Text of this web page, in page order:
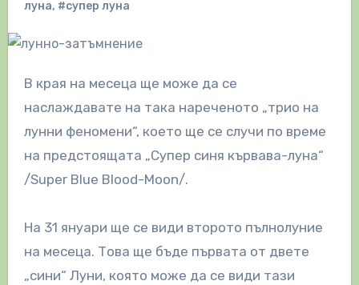
луна, #супер луна
В края на месеца ще може да се
наслаждавате на така нареченото „трио на
лунни феномени“, което ще се случи по време
на предстоящата „Супер синя кървава-луна“
/Super Blue Blood-Moon/.
На 31 януари ще се види второто пълнолуние
на месеца. Това ще бъде първата от двете
„сини“ Луни, която може да се види тази